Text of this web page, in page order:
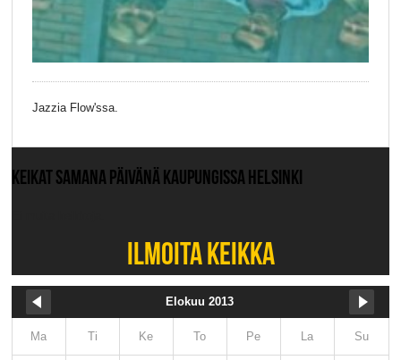
Jazzia Flow'ssa.
KEIKAT SAMANA PÄIVÄNÄ KAUPUNGISSA HELSINKI
ILMOITA KEIKKA
Elokuu 2013
Ma Ti Ke To Pe La Su